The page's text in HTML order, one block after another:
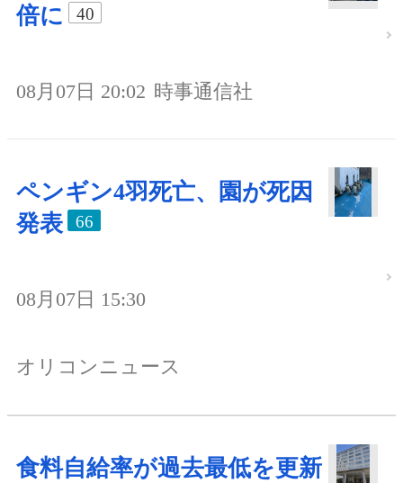
倍に
40
08月07日 20:02 時事通信社
ペンギン4羽死亡、園が死因
発表
66
08月07日 15:30
オリコンニュース
食料自給率が過去最低を更新